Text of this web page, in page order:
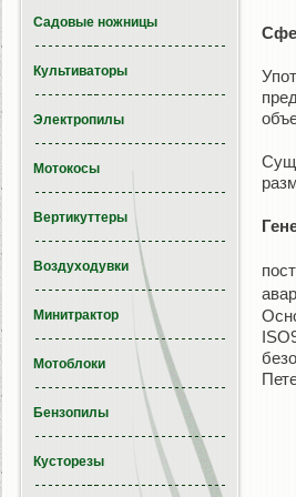
Садовые ножницы
Культиваторы
Электропилы
Мотокосы
Вертикуттеры
Воздуходувки
Минитрактор
Мотоблоки
Бензопилы
Кусторезы